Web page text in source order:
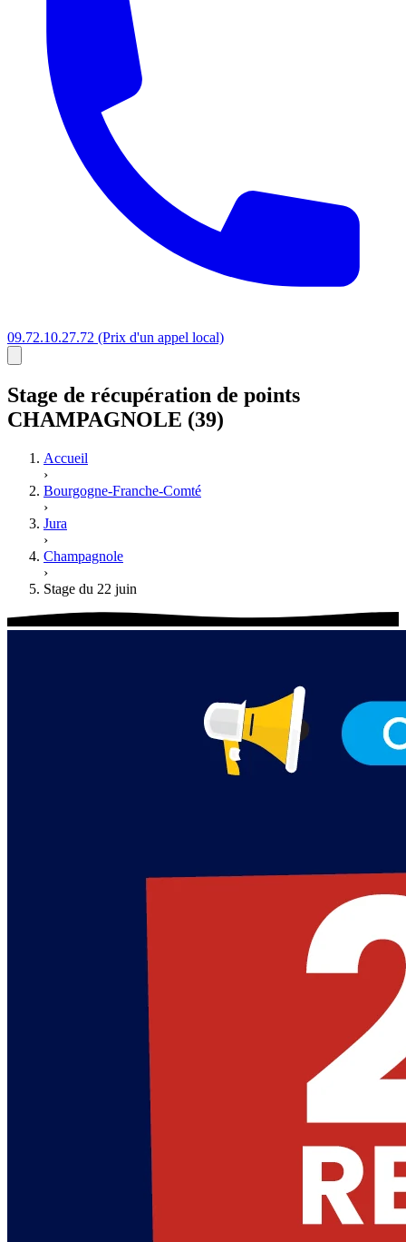
09.72.10.27.72 (Prix d'un appel local)
Stage de récupération de points
CHAMPAGNOLE (39)
Accueil
›
Bourgogne-Franche-Comté
›
Jura
›
Champagnole
›
Stage du 22 juin